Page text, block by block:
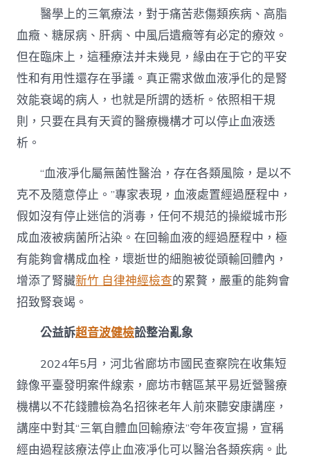
醫學上的三氧療法，對于痛苦悲傷類疾病、高脂
血癥、糖尿病、肝病、中風后遺癥等有必定的療效。
但在臨床上，這種療法并未幾見，緣由在于它的平安
性和有用性還存在爭議。真正需求做血液凈化的是腎
效能衰竭的病人，也就是所謂的透析。依照相干規
則，只要在具有天資的醫療機構才可以停止血液透
析。
“血液凈化屬無菌性醫治，存在各類風險，是以不
克不及隨意停止。”專家表現，血液處置經過歷程中，
假如沒有停止迷信的消毒，任何不規范的操縱城市形
成血液被病菌所沾染。在回輸血液的經過歷程中，極
有能夠會構成血栓，壞逝世的細胞被從頭輸回體內，
增添了腎臟新竹 自律神經檢查的累贅，嚴重的能夠會
招致腎衰竭。
公益訴超音波健檢訟整治亂象
2024年5月，河北省廊坊市國民查察院在收集短
錄像平臺發明案件線索，廊坊市轄區某平易近營醫療
機構以不花錢體檢為名招徠老年人前來聽安康講座，
講座中對其“三氧自體血回輸療法”夸年夜宣揚，宣稱
經由過程該療法停止血液凈化可以醫治各類疾病。此